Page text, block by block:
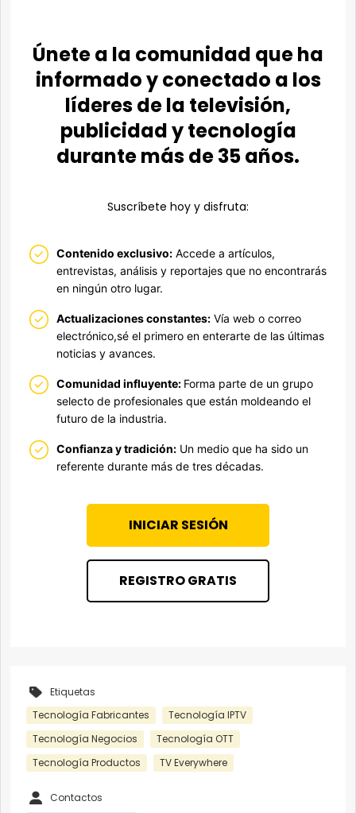
Únete a la comunidad que ha
informado y conectado a los
líderes de la televisión,
publicidad y tecnología
durante más de 35 años.
Suscríbete hoy y disfruta:
Contenido exclusivo: Accede a artículos,
entrevistas, análisis y reportajes que no encontrarás
en ningún otro lugar.
Actualizaciones constantes: Vía web o correo
electrónico,sé el primero en enterarte de las últimas
noticias y avances.
Comunidad influyente: Forma parte de un grupo
selecto de profesionales que están moldeando el
futuro de la industria.
Confianza y tradición: Un medio que ha sido un
referente durante más de tres décadas.
INICIAR SESIÓN
REGISTRO GRATIS
Etiquetas
Tecnología Fabricantes
Tecnología IPTV
Tecnología Negocios
Tecnología OTT
Tecnología Productos
TV Everywhere
Contactos